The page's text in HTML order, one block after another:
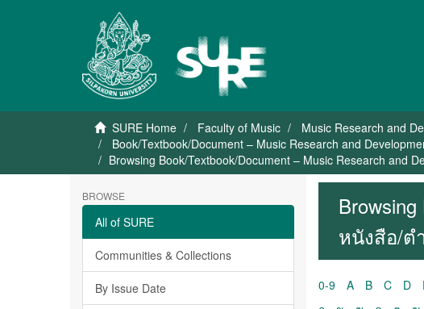
SURE Home Faculty of Music
Music Research and
Book/Textbook/Document – Music Research and
Browsing Book/Textbook/Document – Music Research
BROWSE
All of SURE
Communities & Collections
By Issue Date
หนังสือ/ต
0-9 A B C D